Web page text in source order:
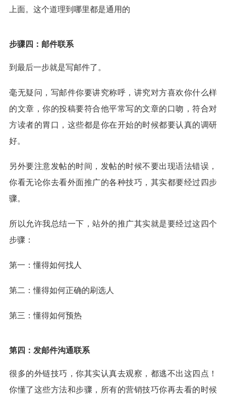
上面。这个道理到哪里都是通用的
步骤四：邮件联系
到最后一步就是写邮件了。
毫无疑问，写邮件你要讲究称呼，讲究对方喜欢你什么样
的文章，你的投稿要符合他平常写的文章的口吻，符合对
方读者的胃口，这些都是你在开始的时候都要认真的调研
好。
另外要注意发帖的时间，发帖的时候不要出现语法错误，
你看无论你去看外面推广的各种技巧，其实都要经过四步
骤。
所以允许我总结一下，站外的推广其实就是要经过这四个
步骤：
第一：懂得如何找人
第二：懂得如何正确的刷选人
第三：懂得如何预热
第四：发邮件沟通联系
很多的外链技巧，你其实认真去观察，都逃不出这四点！
你懂了这些方法和步骤，所有的营销技巧你再去看的时候